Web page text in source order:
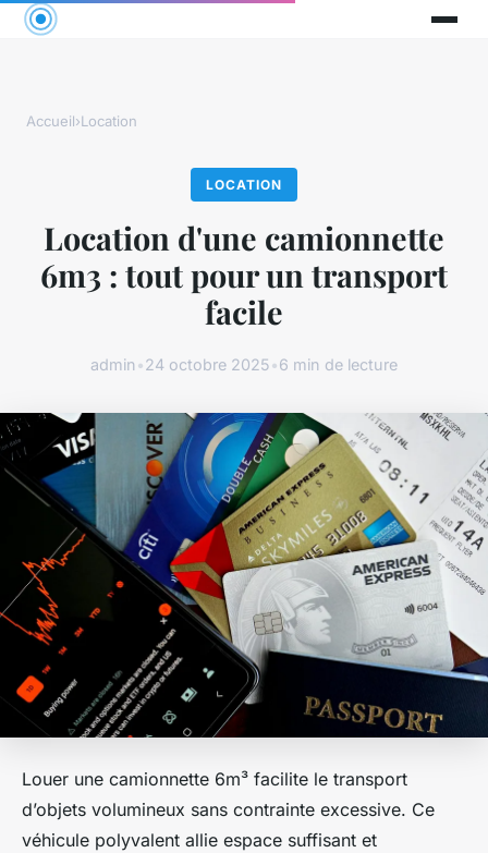
Accueil›Location
LOCATION
Location d'une camionnette
6m3 : tout pour un transport
facile
admin•24 octobre 2025•6 min de lecture
Louer une camionnette 6m³ facilite le transport
d’objets volumineux sans contrainte excessive. Ce
véhicule polyvalent allie espace suffisant et